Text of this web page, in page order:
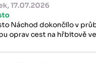
17.07.2026
Náchod dokončilo v
oprav cest na hřbitově
s velmi pozitivním